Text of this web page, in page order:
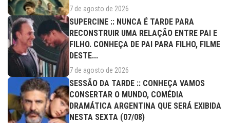
7 de agosto de 2026
SUPERCINE :: NUNCA É TARDE PARA
RECONSTRUIR UMA RELAÇÃO ENTRE PAI E
FILHO. CONHEÇA DE PAI PARA FILHO, FILME
DESTE...
7 de agosto de 2026
SESSÃO DA TARDE :: CONHEÇA VAMOS
CONSERTAR O MUNDO, COMÉDIA
DRAMÁTICA ARGENTINA QUE SERÁ EXIBIDA
NESTA SEXTA (07/08)